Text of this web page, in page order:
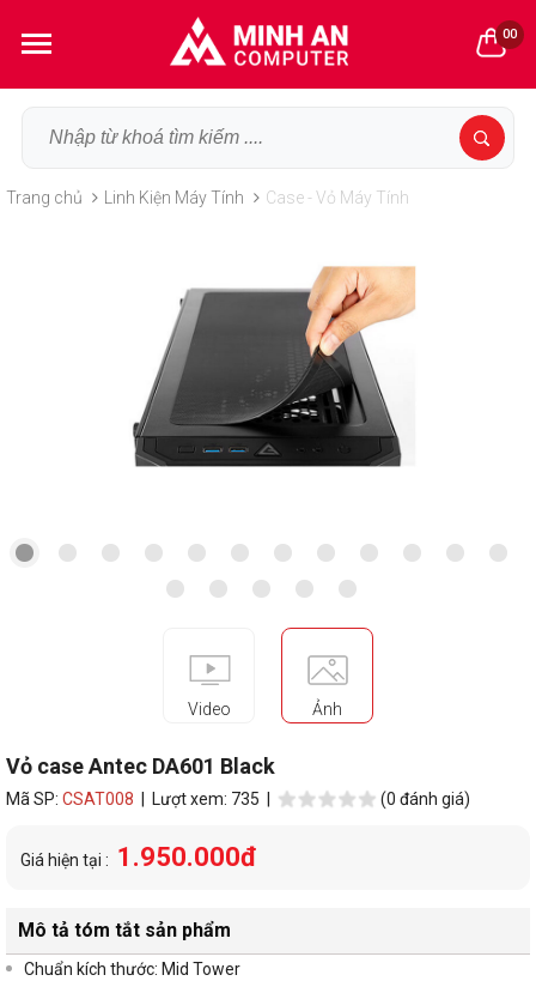
00
Trang chủ Linh Kiện Máy Tính Case - Vỏ Máy Tính
Video Ảnh
Vỏ case Antec DA601 Black
Mã SP: CSAT008 | Lượt xem: 735 | (0 đánh giá)
Giá hiện tại : 1.950.000đ
Mô tả tóm tắt sản phẩm
Chuẩn kích thước: Mid Tower